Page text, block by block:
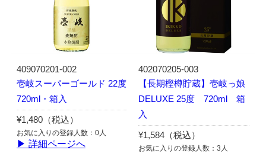
409070201-002
壱岐スーパーゴールド 22度
720ml・箱入
¥1,480（税込）
お気に入りの登録人数：0人
▶ 詳細ページへ
402070205-003
【長期樫樽貯蔵】壱岐っ娘
DELUXE 25度 720ml 箱
入
¥1,584（税込）
お気に入りの登録人数：3人